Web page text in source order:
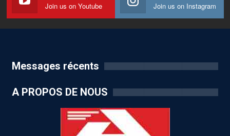
Join us on Youtube Join us on Instagram
Messages récents
A PROPOS DE NOUS